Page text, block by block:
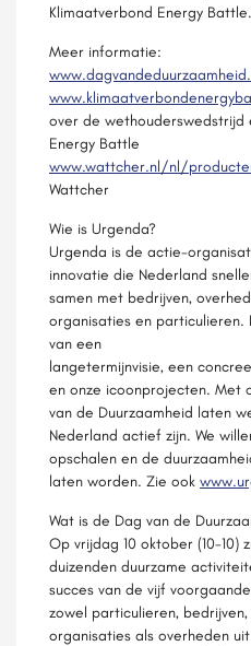
Klimaatverbond Energy Battle.
Meer informatie:
over de wethouderswedstrijd
Energy Battle
www.wattcher.nl/nl/
Wattcher
Wie is Urgenda?
Urgenda is de actie-
innovatie die Nederland
samen met bedrijven,
organisaties en particulieren.
van een
langetermijnvisie, een
en onze icoonprojecten. Met
van de Duurzaamheid laten
Nederland actief zijn. We
opschalen en de
laten worden. Zie ook
Wat is de Dag van de
Op vrijdag 10 oktober (10-10)
duizenden duurzame
succes van de vijf
zowel particulieren,
organisaties als overheden